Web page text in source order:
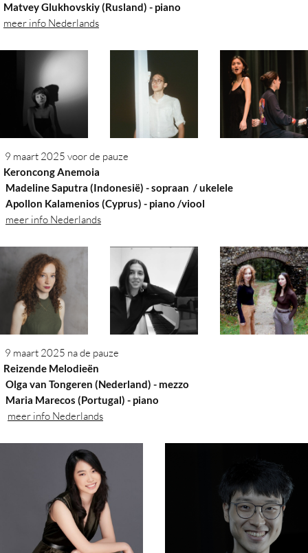
Glukhovskiy (Rusland) - piano
meer info Nederlands
9 maart 2025 voor de pauze
Anemoia
Madeline Saputra (Indonesië) - sopraan / ukelele
Kalamenios (Cyprus) - piano /viool
meer info Nederlands
9 maart 2025 na de pauze
Melodieën
Olga van Tongeren (Nederland) - mezzo
Marecos (Portugal) - piano
meer info Nederlands